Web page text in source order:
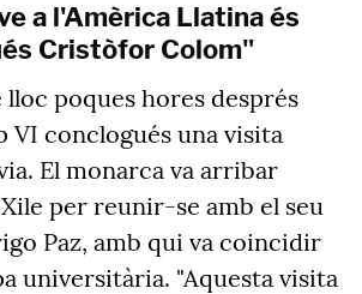
a l'Amèrica Llatina és
Cristòfor Colom"
poques hores després
VI conclogués una visita
El monarca va arribar
per reunir-se amb el seu
Paz, amb qui va coincidir
universitària. "Aquesta visita